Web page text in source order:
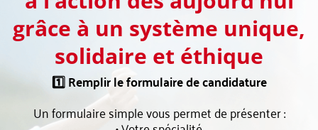
grâce à un système unique,
solidaire et éthique
1️⃣ Remplir le formulaire de candidature
Un formulaire simple vous permet de présenter :